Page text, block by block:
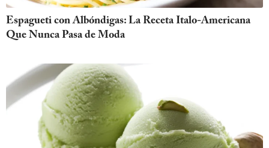
Espagueti con Albóndigas: La Receta Italo-Americana
Que Nunca Pasa de Moda